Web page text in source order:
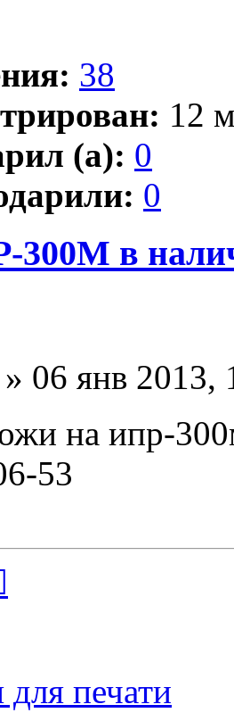
38
12
(а): 0
0
300М в
» 06 янв 2013,
на ипр-
53
для печати